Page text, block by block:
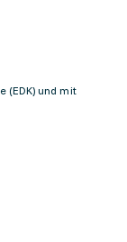
(EDK) und mit